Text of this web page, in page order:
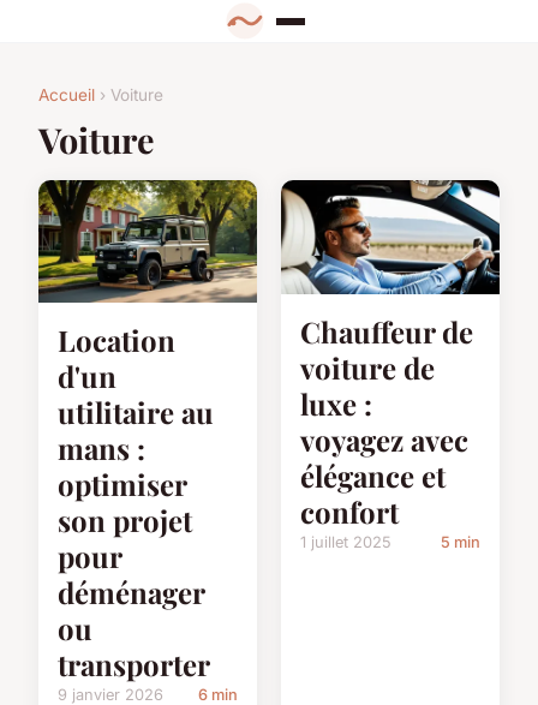
Accueil › Voiture
Voiture
Location
d'un
utilitaire au
mans :
optimiser
son projet
pour
déménager
ou
transporter
9 janvier 2026 6 min
Chauffeur de
voiture de
luxe :
voyagez avec
élégance et
confort
1 juillet 2025 5 min